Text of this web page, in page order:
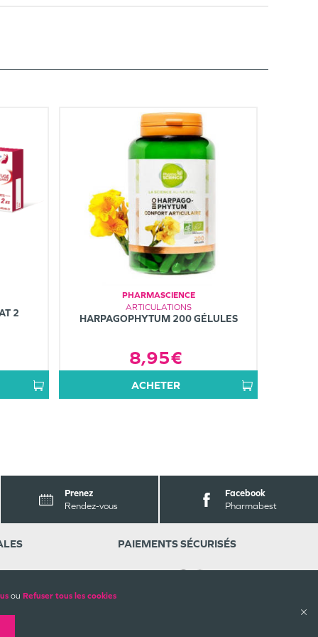
ou Refuser tous les cookies
2
PHARMASCIENCE
ARTICULATIONS
HARPAGOPHYTUM 200 GÉLULES
8,95€
ACHETER
Prenez
Rendez-vous
Facebook
Pharmabest
PAIEMENTS SÉCURISÉS